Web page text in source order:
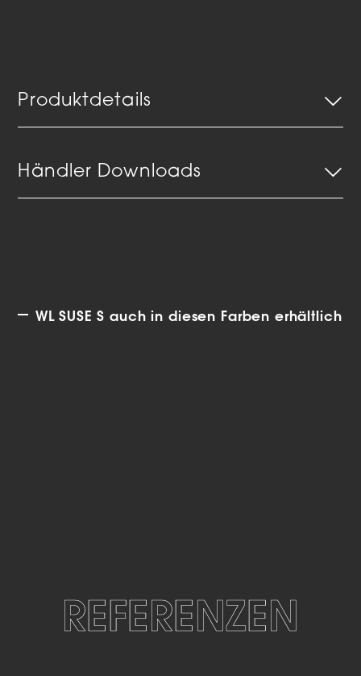
Produktdetails
Händler Downloads
WL SUSE S auch in diesen Farben erhältlich
REFERENZEN